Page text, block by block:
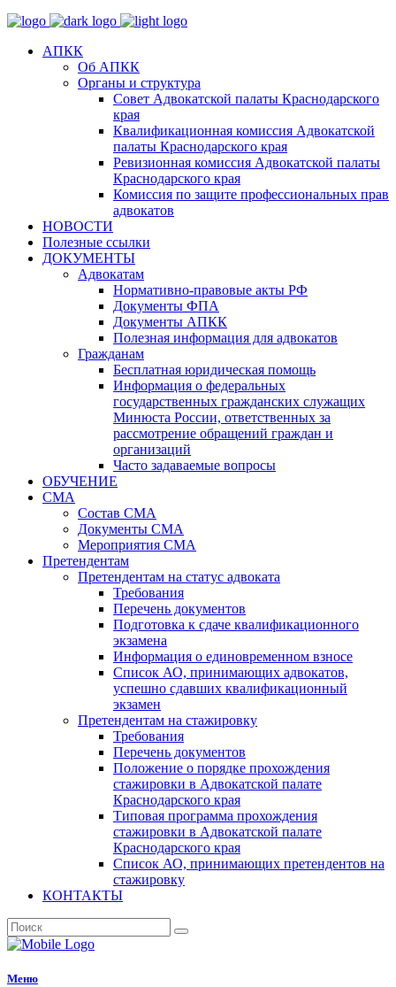
АПКК
Об АПКК
Органы и структура
Совет Адвокатской палаты Краснодарского
края
Квалификационная комиссия Адвокатской
палаты Краснодарского края
Ревизионная комиссия Адвокатской палаты
Краснодарского края
Комиссия по защите профессиональных прав
адвокатов
НОВОСТИ
Полезные ссылки
ДОКУМЕНТЫ
Адвокатам
Нормативно-правовые акты РФ
Документы ФПА
Документы АПКК
Полезная информация для адвокатов
Гражданам
Бесплатная юридическая помощь
Информация о федеральных
государственных гражданских служащих
Минюста России, ответственных за
рассмотрение обращений граждан и
организаций
Часто задаваемые вопросы
ОБУЧЕНИЕ
СМА
Состав СМА
Документы СМА
Мероприятия СМА
Претендентам
Претендентам на статус адвоката
Требования
Перечень документов
Подготовка к сдаче квалификационного
экзамена
Информация о единовременном взносе
Список АО, принимающих адвокатов,
успешно сдавших квалификационный
экзамен
Претендентам на стажировку
Требования
Перечень документов
Положение о порядке прохождения
стажировки в Адвокатской палате
Краснодарского края
Типовая программа прохождения
стажировки в Адвокатской палате
Краснодарского края
Список АО, принимающих претендентов на
стажировку
КОНТАКТЫ
Меню